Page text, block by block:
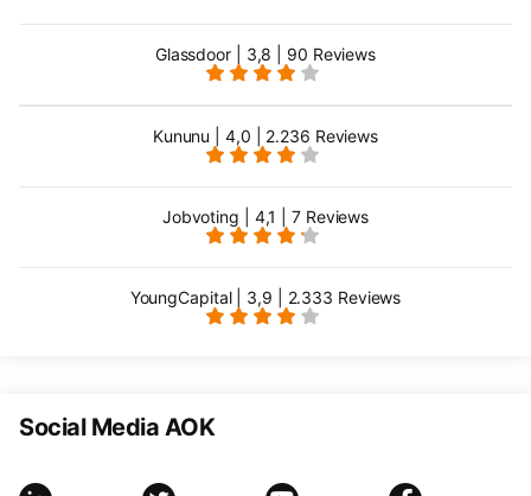
Glassdoor | 3,8 | 90 Reviews
Kununu | 4,0 | 2.236 Reviews
Jobvoting | 4,1 | 7 Reviews
YoungCapital | 3,9 | 2.333 Reviews
Social Media AOK